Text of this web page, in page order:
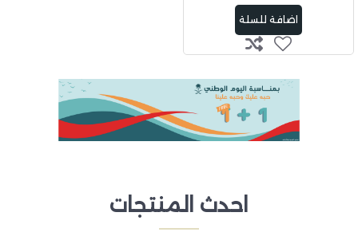
اضافة للسلة
احدث المنتجات